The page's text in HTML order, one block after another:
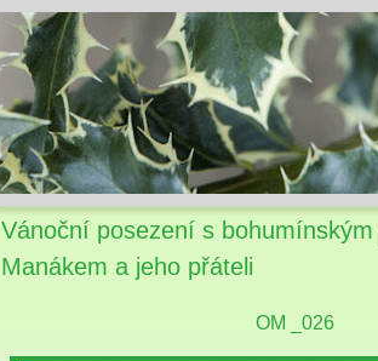
Vánoční posezení s
Manákem a jeho přáteli
OM _026